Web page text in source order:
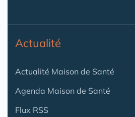
Actualité
Actualité Maison de Santé
Agenda Maison de Santé
Flux RSS